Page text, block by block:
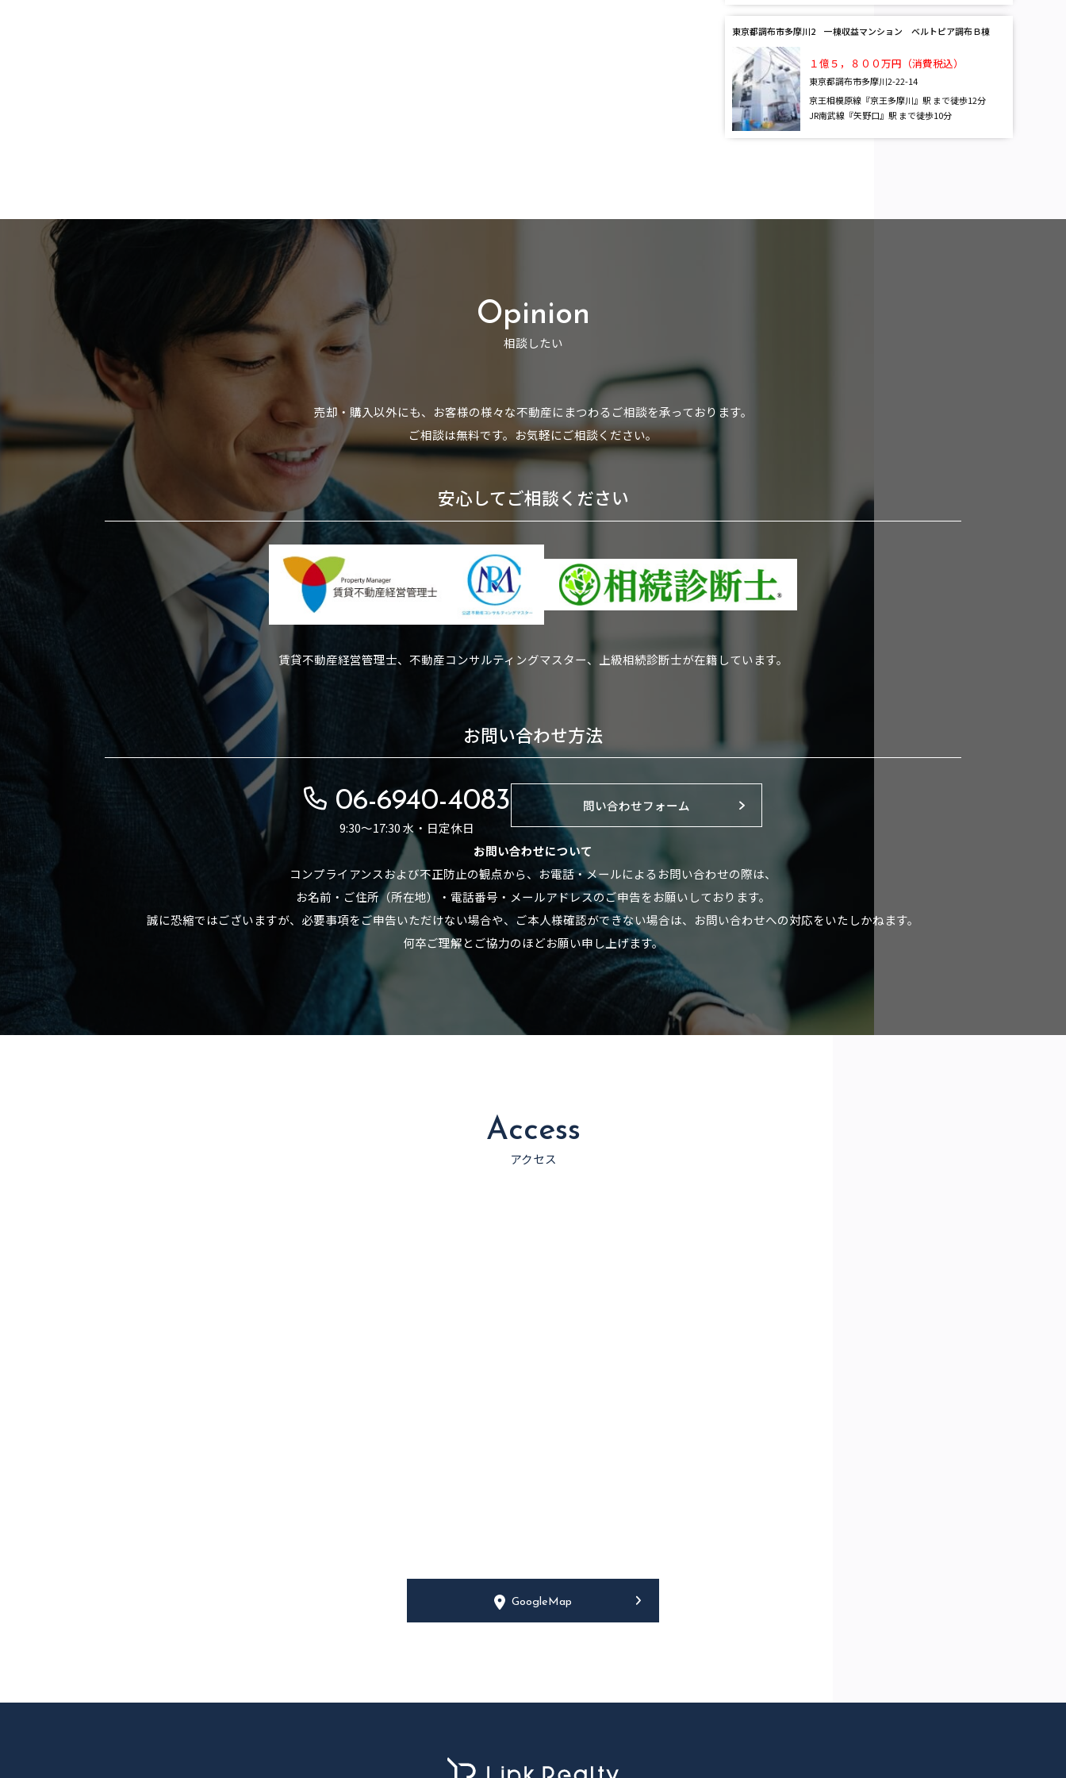
東京都調布市多摩川2 一棟収益マンション ベルトピア調布Ｂ棟
１億５，８００万円（消費税込）
東京都調布市多摩川2-22-14
京王相模原線『京王多摩川』駅 まで徒歩12分
JR南武線『矢野口』駅 まで徒歩10分
Opinion
相談したい
売却・購入以外にも、お客様の様々な不動産にまつわるご相談を承っております。
ご相談は無料です。お気軽にご相談ください。
安心してご相談ください
賃貸不動産経営管理士、不動産コンサルティングマスター、上級相続診断士が在籍しています。
お問い合わせ方法
06-6940-4083
9:30～17:30 水・日定休日
問い合わせフォーム
お問い合わせについて
コンプライアンスおよび不正防止の観点から、お電話・メールによるお問い合わせの際は、
お名前・ご住所（所在地）・電話番号・メールアドレスのご申告をお願いしております。
誠に恐縮ではございますが、必要事項をご申告いただけない場合や、ご本人様確認ができない場合は、お問い合わせへの対応をいたしかねます。
何卒ご理解とご協力のほどお願い申し上げます。
Access
アクセス
GoogleMap